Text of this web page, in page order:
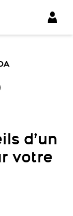
d’un
votre